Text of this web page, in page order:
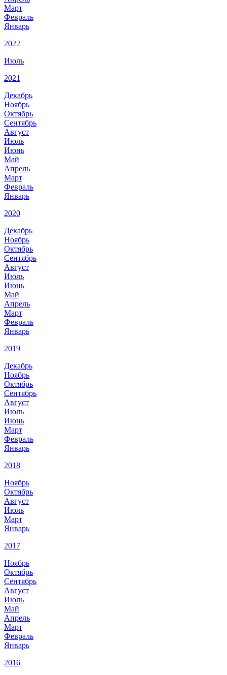
Март
Февраль
Январь
2022
Июль
2021
Декабрь
Ноябрь
Октябрь
Сентябрь
Август
Июль
Июнь
Май
Апрель
Март
Февраль
Январь
2020
Декабрь
Ноябрь
Октябрь
Сентябрь
Август
Июль
Июнь
Май
Апрель
Март
Февраль
Январь
2019
Декабрь
Ноябрь
Октябрь
Сентябрь
Август
Июль
Июнь
Март
Февраль
Январь
2018
Ноябрь
Октябрь
Август
Июль
Март
Январь
2017
Ноябрь
Октябрь
Сентябрь
Август
Июль
Май
Апрель
Март
Февраль
Январь
2016